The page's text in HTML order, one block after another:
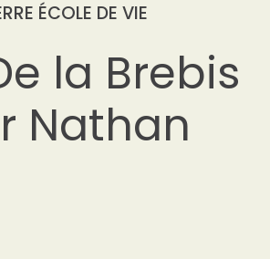
ÉCOLE DE VIE
la Brebis
Nathan